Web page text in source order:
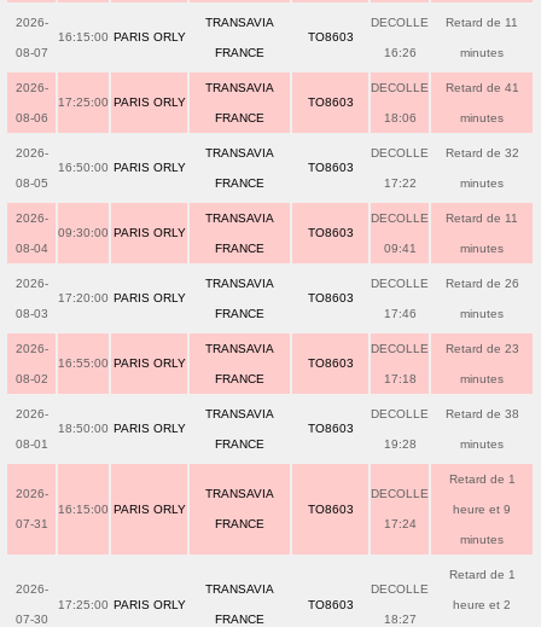
2026-
08-07
16:15:00 PARIS ORLY
TRANSAVIA
FRANCE
TO8603
DECOLLE
16:26
Retard de 11
minutes
2026-
08-06
17:25:00 PARIS ORLY
TRANSAVIA
FRANCE
TO8603
DECOLLE
18:06
Retard de 41
minutes
2026-
08-05
16:50:00 PARIS ORLY
TRANSAVIA
FRANCE
TO8603
DECOLLE
17:22
Retard de 32
minutes
2026-
08-04
09:30:00 PARIS ORLY
TRANSAVIA
FRANCE
TO8603
DECOLLE
09:41
Retard de 11
minutes
2026-
08-03
17:20:00 PARIS ORLY
TRANSAVIA
FRANCE
TO8603
DECOLLE
17:46
Retard de 26
minutes
2026-
08-02
16:55:00 PARIS ORLY
TRANSAVIA
FRANCE
TO8603
DECOLLE
17:18
Retard de 23
minutes
2026-
08-01
18:50:00 PARIS ORLY
TRANSAVIA
FRANCE
TO8603
DECOLLE
19:28
Retard de 38
minutes
2026-
07-31
16:15:00 PARIS ORLY
TRANSAVIA
FRANCE
TO8603
DECOLLE
17:24
Retard de 1
heure et 9
minutes
2026-
07-30
17:25:00 PARIS ORLY
TRANSAVIA
FRANCE
TO8603
DECOLLE
18:27
Retard de 1
heure et 2